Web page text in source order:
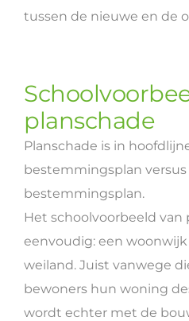
tussen de nieuwe en de
planschade
Planschade is in
bestemmingsplan versus
bestemmingsplan.
Het schoolvoorbeeld van
eenvoudig: een
weiland. Juist vanwege
bewoners hun woning
wordt echter met de